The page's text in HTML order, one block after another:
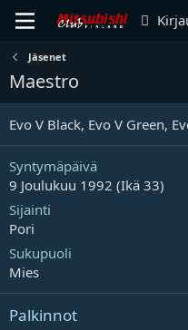
Jäsenet
Maestro
Evo V Black, Evo V Green,
Syntymäpäivä
9 Joulukuu 1992 (Ikä 33)
Sijainti
Pori
Sukupuoli
Mies
Palkinnot